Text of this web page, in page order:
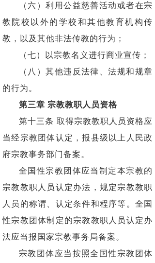
（六）利用公益慈善活动或者在宗
教院校以外的学校和其他教育机构传
教，以及其他非法传教的行为；
（七）以宗教名义进行商业宣传；
（八）其他违反法律、法规和规章
的行为。
第三章 宗教教职人员资格
第十三条 取得宗教教职人员资格应
当经宗教团体认定，报县级以上人民政
府宗教事务部门备案。
全国性宗教团体应当制定本宗教的
宗教教职人员认定办法，规定宗教教职
人员的称谓、认定条件和程序等。全国
性宗教团体制定的宗教教职人员认定办
法应当报国家宗教事务局备案。
宗教团体应当按照全国性宗教团体